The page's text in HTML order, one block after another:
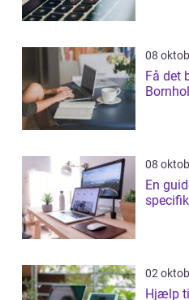
08
Få det
08
En
02
Hjælp